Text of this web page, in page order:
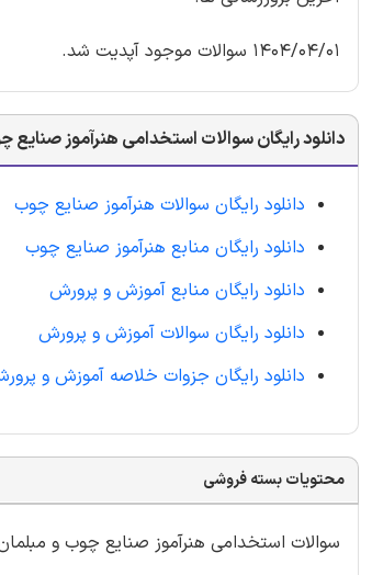
1404/04/01 سوالات موجود آپدیت شد.
دانلود رایگان سوالات استخدامی هنرآموز صنایع
دانلود رایگان سوالات هنرآموز صنایع چوب
دانلود رایگان منابع هنرآموز صنایع چوب
دانلود رایگان منابع آموزش و پرورش
دانلود رایگان سوالات آموزش و پرورش
دانلود رایگان جزوات خلاصه آموزش و
محتویات بسته فروشی
سوالات استخدامی هنرآموز صنایع چوب و مبلمان شامل